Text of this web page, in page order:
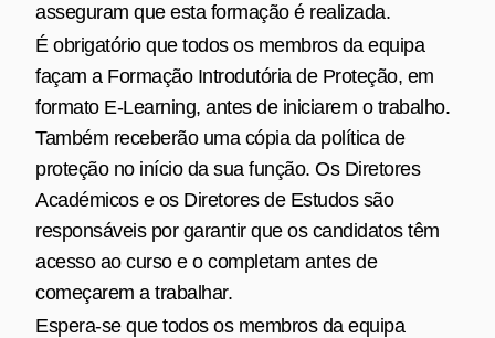
asseguram que esta formação é realizada.
É obrigatório que todos os membros da equipa
façam a Formação Introdutória de Proteção, em
formato E‑Learning, antes de iniciarem o trabalho.
Também receberão uma cópia da política de
proteção no início da sua função. Os Diretores
Académicos e os Diretores de Estudos são
responsáveis por garantir que os candidatos têm
acesso ao curso e o completam antes de
começarem a trabalhar.
Espera‑se que todos os membros da equipa